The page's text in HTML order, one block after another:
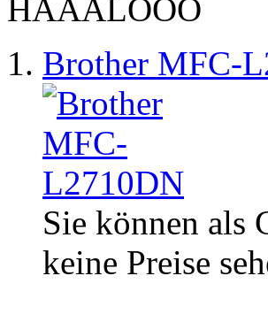
Brother MFC-
Sie können als
keine Preise